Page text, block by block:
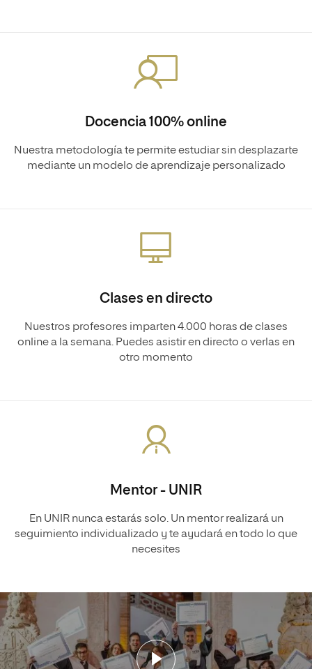
Docencia 100% online
Nuestra metodología te permite estudiar sin desplazarte
mediante un modelo de aprendizaje personalizado
Clases en directo
Nuestros profesores imparten 4.000 horas de clases
online a la semana. Puedes asistir en directo o verlas en
otro momento
Mentor - UNIR
En UNIR nunca estarás solo. Un mentor realizará un
seguimiento individualizado y te ayudará en todo lo que
necesites